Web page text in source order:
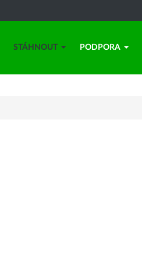
STÁHNOUT PODPORA